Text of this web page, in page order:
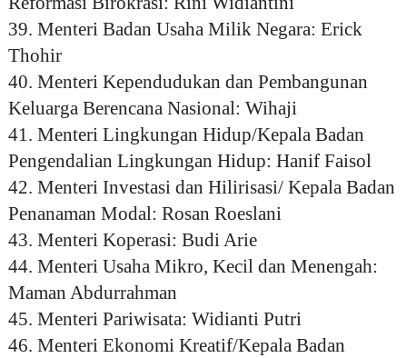
39. Menteri Badan Usaha Milik Negara: Erick
Thohir
40. Menteri Kependudukan dan Pembangunan
Keluarga Berencana Nasional: Wihaji
41. Menteri Lingkungan Hidup/Kepala Badan
Pengendalian Lingkungan Hidup: Hanif Faisol
42. Menteri Investasi dan Hilirisasi/ Kepala Badan
Penanaman Modal: Rosan Roeslani
43. Menteri Koperasi: Budi Arie
44. Menteri Usaha Mikro, Kecil dan Menengah:
Maman Abdurrahman
45. Menteri Pariwisata: Widianti Putri
46. Menteri Ekonomi Kreatif/Kepala Badan